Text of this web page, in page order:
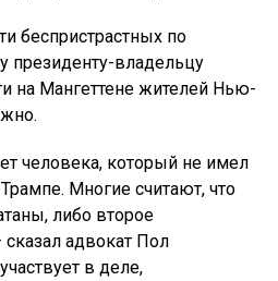
беспристрастных по
владельцу
на Мангеттене жителей Нью-
человека, который не имел
Многие считают, что
либо второе
адвокат Пол
в деле,